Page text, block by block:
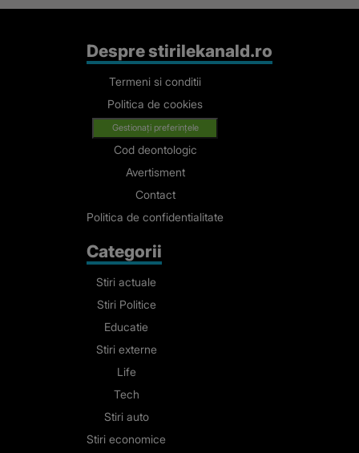
Despre stirilekanald.ro
Termeni si conditii
Politica de cookies
Gestionați preferințele
Cod deontologic
Avertisment
Contact
Politica de confidentialitate
Categorii
Stiri actuale
Stiri Politice
Educatie
Stiri externe
Life
Tech
Stiri auto
Stiri economice